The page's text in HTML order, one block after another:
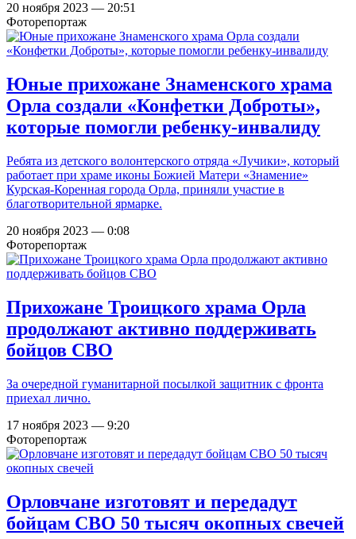
20 ноября 2023 — 20:51
Фоторепортаж
Юные прихожане Знаменского храма
Орла создали «Конфетки Доброты»,
которые помогли ребенку-инвалиду
Ребята из детского волонтерского отряда «Лучики», который
работает при храме иконы Божией Матери «Знамение»
Курская-Коренная города Орла, приняли участие в
благотворительной ярмарке.
20 ноября 2023 — 0:08
Фоторепортаж
Прихожане Троицкого храма Орла
продолжают активно поддерживать
бойцов СВО
За очередной гуманитарной посылкой защитник с фронта
приехал лично.
17 ноября 2023 — 9:20
Фоторепортаж
Орловчане изготовят и передадут
бойцам СВО 50 тысяч окопных свечей